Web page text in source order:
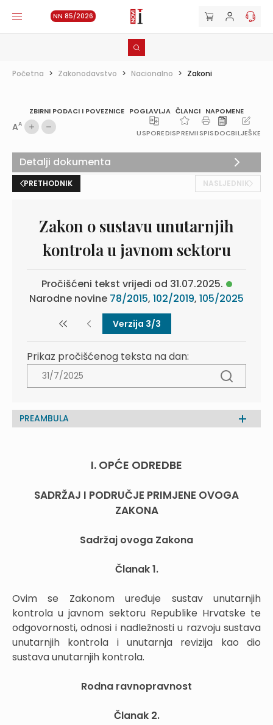
NN 85/2026
Početna > Zakonodavstvo > Nacionalno > Zakoni
ZBIRNI PODACI I POVEZNICE POGLAVLJA ČLANCI NAPOMENE
AA
USPOREDISPREMIISPISDOCBILJEŠKE
PRETHODNIK NASLJEDNIK
Zakon o sustavu unutarnjih
kontrola u javnom sektoru
Pročišćeni tekst vrijedi od 31.07.2025.
Narodne novine 78/2015, 102/2019, 105/2025
Verzija 3/3
Prikaz pročišćenog teksta na dan:
PREAMBULA
I. OPĆE ODREDBE
SADRŽAJ I PODRUČJE PRIMJENE OVOGA
ZAKONA
Sadržaj ovoga Zakona
Članak 1.
Ovim se Zakonom uređuje sustav unutarnjih
kontrola u javnom sektoru Republike Hrvatske te
odgovornosti, odnosi i nadležnosti u razvoju sustava
unutarnjih kontrola i unutarnja revizija kao dio
sustava unutarnjih kontrola.
Rodna ravnopravnost
Članak 2.
Detalji dokumenta